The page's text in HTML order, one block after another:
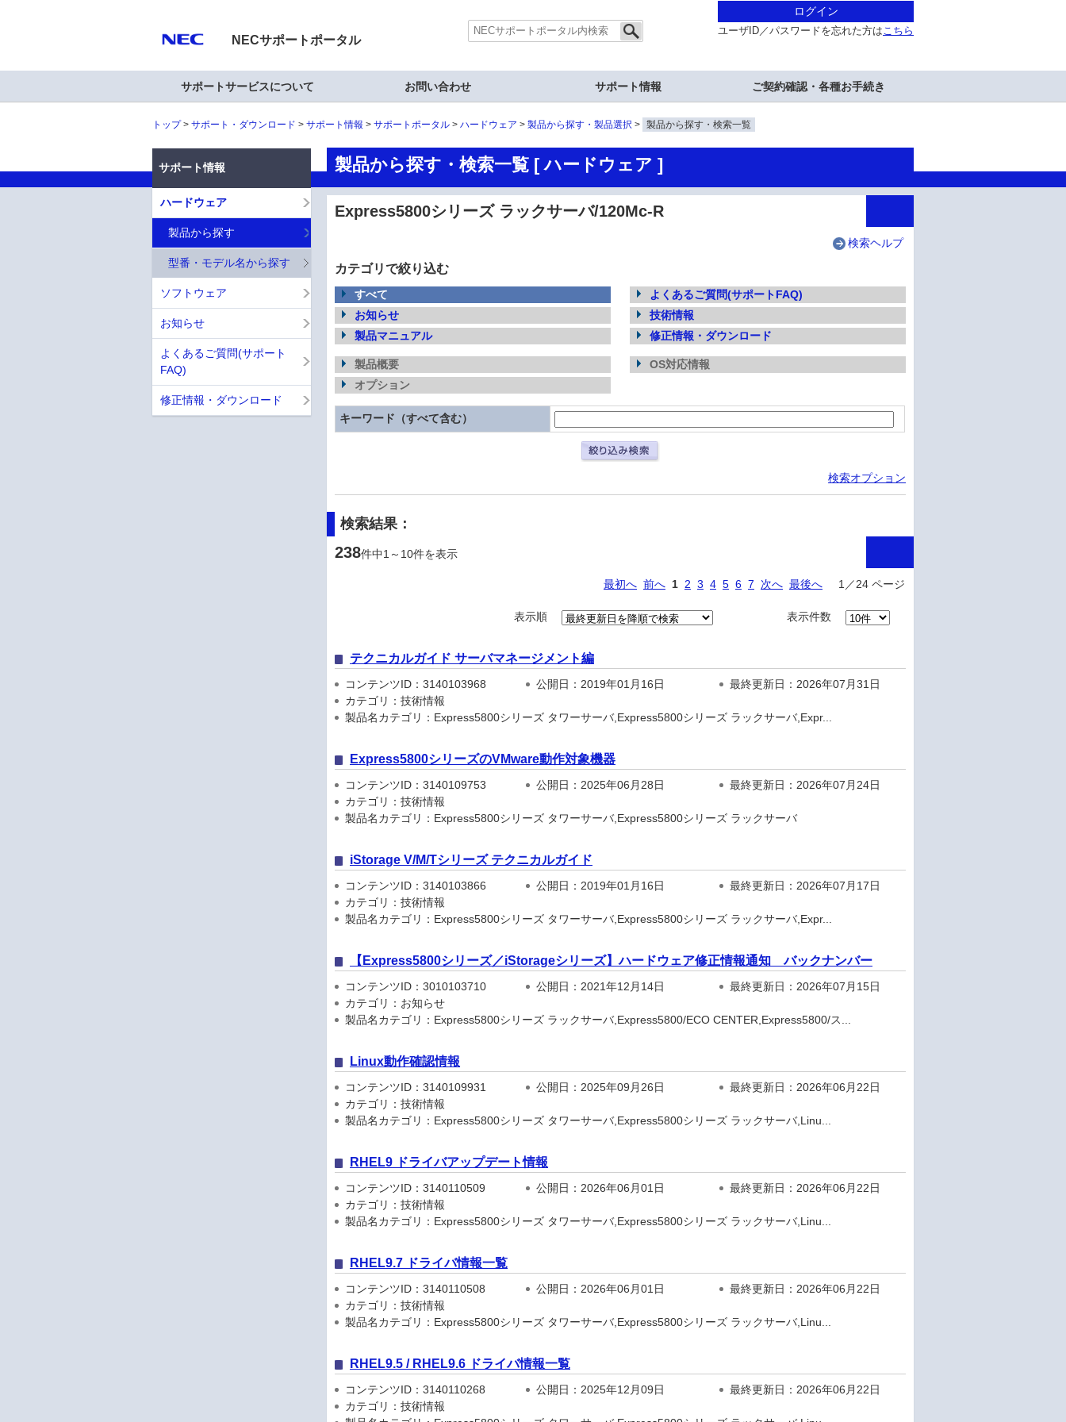
NECサポートポータル
ログイン
ユーザID／パスワードを忘れた方はこちら
サポートサービスについて お問い合わせ サポート情報 ご契約確認・各種お手続き
トップ サポート・ダウンロード サポート情報 サポートポータル ハードウェア 製品から探す・製品選択 製品から探す・検索一覧
製品から探す・検索一覧 [ ハードウェア ]
Express5800シリーズ ラックサーバ/120Mc-R
検索ヘルプ
カテゴリで絞り込む
すべて
よくあるご質問(サポートFAQ)
お知らせ
技術情報
製品マニュアル
修正情報・ダウンロード
製品概要
OS対応情報
オプション
キーワード（すべて含む）
検索オプション
検索結果：
238件中1～10件を表示
最初へ 前へ 1 2 3 4 5 6 7 次へ 最後へ 1／24 ページ
表示順 表示件数
テクニカルガイド サーバマネージメント編
コンテンツID：3140103968 公開日：2019年01月16日
最終更新日：2026年07月31日
カテゴリ：技術情報
製品名カテゴリ：Express5800シリーズ タワーサーバ,Express5800シリーズ ラックサーバ,Expr...
Express5800シリーズのVMware動作対象機器
コンテンツID：3140109753 公開日：2025年06月28日
最終更新日：2026年07月24日
カテゴリ：技術情報
製品名カテゴリ：Express5800シリーズ タワーサーバ,Express5800シリーズ ラックサーバ
iStorage V/M/Tシリーズ テクニカルガイド
コンテンツID：3140103866 公開日：2019年01月16日
最終更新日：2026年07月17日
カテゴリ：技術情報
製品名カテゴリ：Express5800シリーズ タワーサーバ,Express5800シリーズ ラックサーバ,Expr...
【Express5800シリーズ／iStorageシリーズ】ハードウェア修正情報通知 バックナンバー
コンテンツID：3010103710 公開日：2021年12月14日
最終更新日：2026年07月15日
カテゴリ：お知らせ
製品名カテゴリ：Express5800シリーズ ラックサーバ,Express5800/ECO CENTER,Express5800/ス...
Linux動作確認情報
コンテンツID：3140109931 公開日：2025年09月26日
最終更新日：2026年06月22日
カテゴリ：技術情報
製品名カテゴリ：Express5800シリーズ タワーサーバ,Express5800シリーズ ラックサーバ,Linu...
RHEL9 ドライバアップデート情報
コンテンツID：3140110509 公開日：2026年06月01日
最終更新日：2026年06月22日
カテゴリ：技術情報
製品名カテゴリ：Express5800シリーズ タワーサーバ,Express5800シリーズ ラックサーバ,Linu...
RHEL9.7 ドライバ情報一覧
コンテンツID：3140110508 公開日：2026年06月01日
最終更新日：2026年06月22日
カテゴリ：技術情報
製品名カテゴリ：Express5800シリーズ タワーサーバ,Express5800シリーズ ラックサーバ,Linu...
RHEL9.5 / RHEL9.6 ドライバ情報一覧
コンテンツID：3140110268 公開日：2025年12月09日
最終更新日：2026年06月22日
カテゴリ：技術情報
サポート情報
ハードウェア
製品から探す
型番・モデル名から探す
ソフトウェア
お知らせ
よくあるご質問(サポート
FAQ)
修正情報・ダウンロード